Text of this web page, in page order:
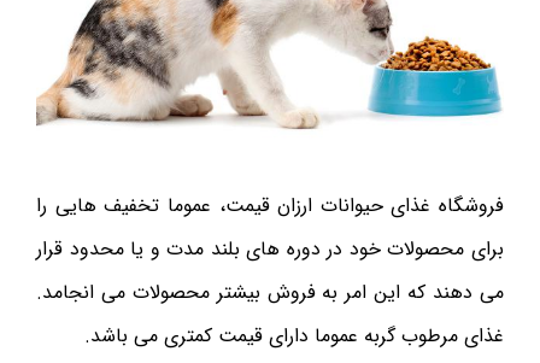
فروشگاه غذای حیوانات ارزان قیمت، عموما تخفیف هایی را
برای محصولات خود در دوره های بلند مدت و یا محدود قرار
می دهند که این امر به فروش بیشتر محصولات می انجامد.
غذای مرطوب گربه عموما دارای قیمت کمتری می باشد.